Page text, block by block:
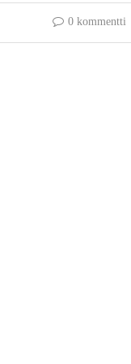
0 kommentti